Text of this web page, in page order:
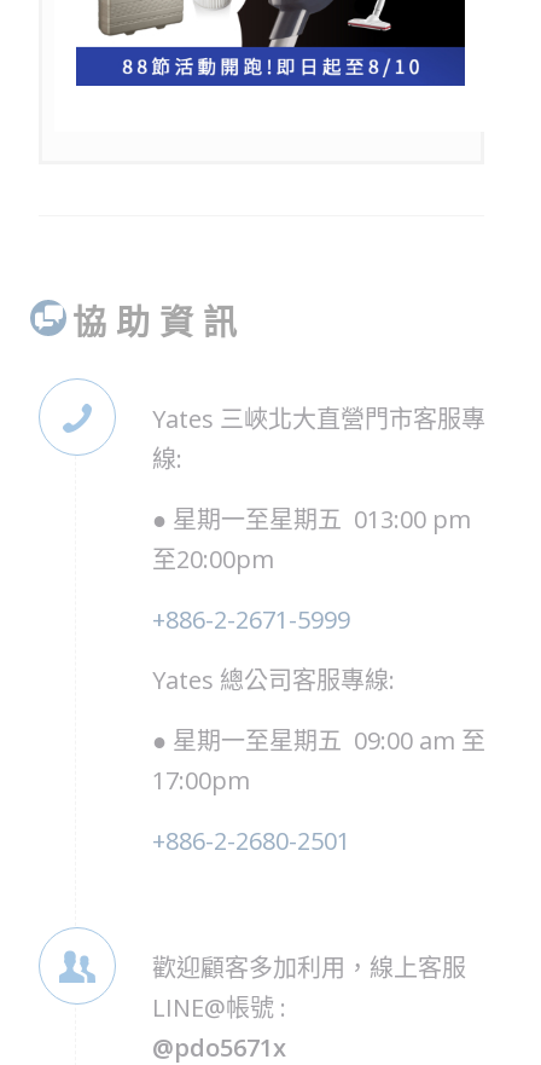
會延長保固的時間。
5.過保之產品無論有產生修理費用將酌收工本費
500元，如有更換零件產生維修費無須收工本
協 助 資 訊
Yates 三峽北大直營門市客服專
線:
● 星期一至星期五 013:00 pm
至20:00pm
+886-2-2671-5999
Yates 總公司客服專線:
● 星期一至星期五 09:00 am 至
17:00pm
+886-2-2680-2501
歡迎顧客多加利用，線上客服
LINE@帳號 :
@pdo5671x